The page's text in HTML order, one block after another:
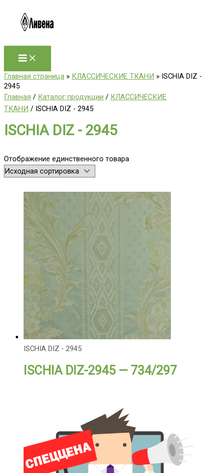
содержимому
Главная страница » КЛАССИЧЕСКИЕ ТКАНИ » ISCHIA DIZ -
2945
Главная / Каталог продукции / КЛАССИЧЕСКИЕ
ТКАНИ / ISCHIA DIZ - 2945
ISCHIA DIZ - 2945
Отображение единственного товара
ISCHIA DIZ - 2945
ISCHIA DIZ-2945 — 734/297